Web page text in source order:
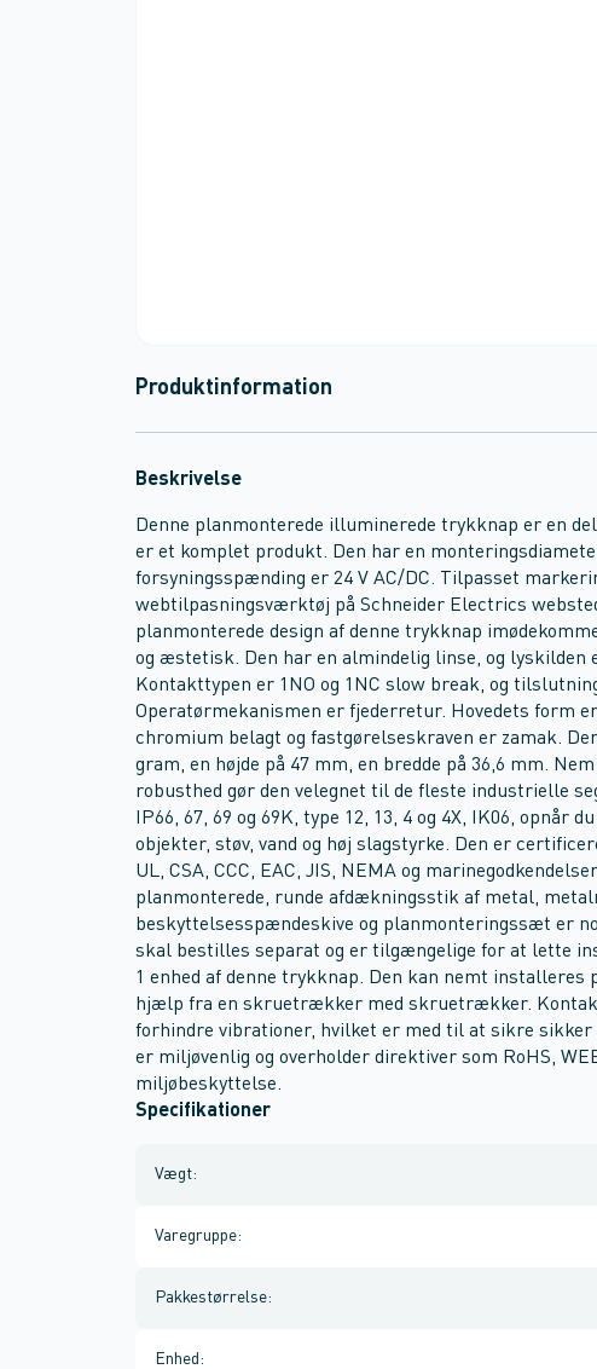
Produktinformation
Beskrivelse
Denne planmonterede illuminerede trykknap er en
er et komplet produkt. Den har en
forsyningsspænding er 24 V AC/DC. Tilpasset
webtilpasningsværktøj på Schneider Electrics
planmonterede design af denne trykknap
og æstetisk. Den har en almindelig linse, og lyskilden
Kontakttypen er 1NO og 1NC slow break, og
Operatørmekanismen er fjederretur. Hovedets form
chromium belagt og fastgørelseskraven er zamak.
gram, en højde på 47 mm, en bredde på 36,6 mm.
robusthed gør den velegnet til de fleste industrielle
IP66, 67, 69 og 69K, type 12, 13, 4 og 4X, IK06, opnår
objekter, støv, vand og høj slagstyrke. Den er
UL, CSA, CCC, EAC, JIS, NEMA og
planmonterede, runde afdækningsstik af metal,
beskyttelsesspændeskive og planmonteringssæt er
skal bestilles separat og er tilgængelige for at lette
1 enhed af denne trykknap. Den kan nemt installeres
hjælp fra en skruetrækker med skruetrækker.
forhindre vibrationer, hvilket er med til at sikre sikker
er miljøvenlig og overholder direktiver som RoHS,
miljøbeskyttelse.
Specifikationer
Vægt:
Varegruppe:
Pakkestørrelse:
Enhed :